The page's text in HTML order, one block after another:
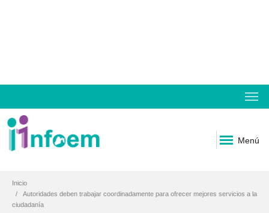
Menú
Inicio
Autoridades deben trabajar coordinadamente para ofrecer mejores servicios a la
ciudadanía